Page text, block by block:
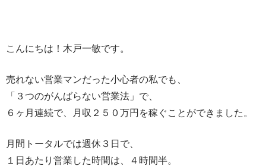
こんにちは！木戸一敏です。
売れない営業マンだった小心者の私でも、
「３つのがんばらない営業法」で、
６ヶ月連続で、月収２５０万円を稼ぐことができました。
月間トータルでは週休３日で、
１日あたり営業した時間は、４時間半。